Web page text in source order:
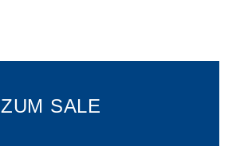
ZUM SALE